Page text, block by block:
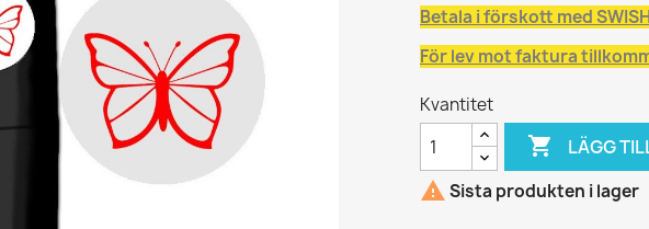
Betala i förskott med
För lev mot faktura
Kvantitet
 LÄGG
 Sista produkten i lager